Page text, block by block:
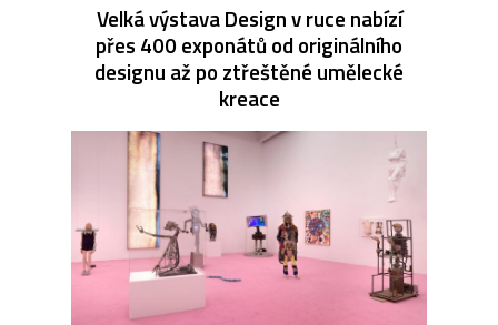
Velká výstava Design v ruce nabízí
přes 400 exponátů od originálního
designu až po ztřeštěné umělecké
kreace